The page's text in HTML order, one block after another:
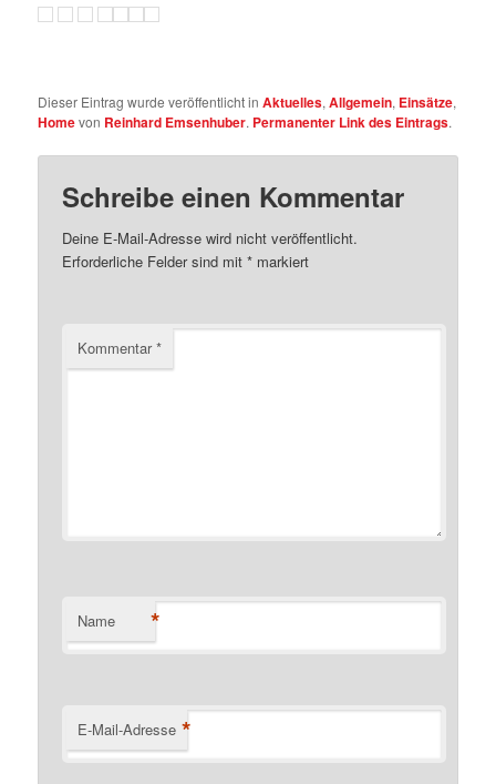
Dieser Eintrag wurde veröffentlicht inAktuelles,Allgemein, Einsätze,
Homevon Reinhard Emsenhuber. Permanenter Link des Eintrags.
Schreibe einen Kommentar
Deine E-Mail-Adresse wird nicht veröffentlicht.
Erforderliche Felder sind mit* markiert
Kommentar*
Name *
E-Mail-Adresse *